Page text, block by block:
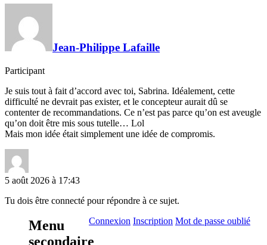
Jean-Philippe Lafaille
Participant
Je suis tout à fait d’accord avec toi, Sabrina. Idéalement, cette
difficulté ne devrait pas exister, et le concepteur aurait dû se
contenter de recommandations. Ce n’est pas parce qu’on est aveugle
qu’on doit être mis sous tutelle… Lol
Mais mon idée était simplement une idée de compromis.
5 août 2026 à 17:43
Tu dois être connecté pour répondre à ce sujet.
Connexion Inscription Mot de passe oublié
Menu
secondaire